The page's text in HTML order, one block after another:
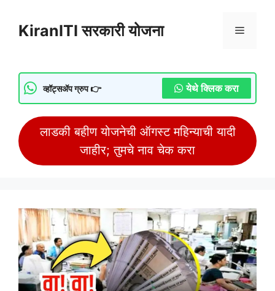
KiranITI सरकारी योजना Menu
व्हॉट्सॲप ग्रुप 👉 येथे क्लिक करा
लाडकी बहीण योजनेची ऑगस्ट महिन्याची यादी
जाहीर; तुमचे नाव चेक करा